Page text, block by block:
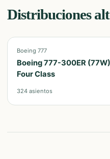
Distribuciones
Boeing 777
Boeing 777-300ER (77W)
Four Class
324 asientos